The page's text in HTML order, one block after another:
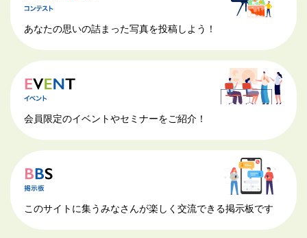
あなたの思いの詰まった写真を投稿しよう！
会員限定のイベントやセミナーをご紹介！
このサイトに集うみなさんが楽しく交流できる掲示板です